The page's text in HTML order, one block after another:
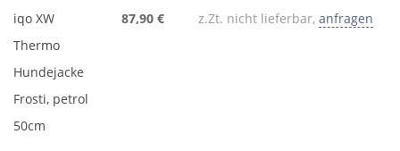
iqo XW
Thermo
Hundejacke
Frosti, petrol
50cm
87,90 € z.Zt. nicht lieferbar, anfragen